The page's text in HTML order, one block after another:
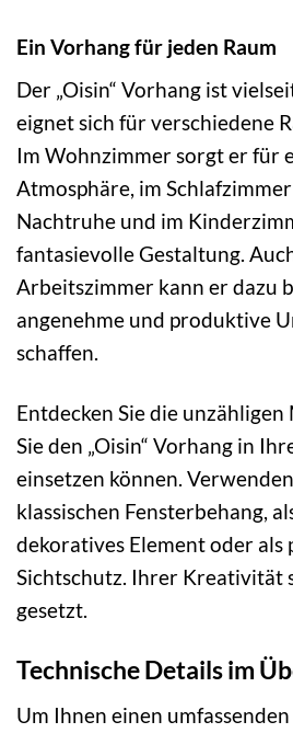
Ein Vorhang für jeden Raum
Der „Oisin“ Vorhang ist
eignet sich für verschiedene
Im Wohnzimmer sorgt er für
Atmosphäre, im
Nachtruhe und im
fantasievolle Gestaltung.
Arbeitszimmer kann er dazu
angenehme und produktive
schaffen.
Entdecken Sie die
Sie den „Oisin“ Vorhang in
einsetzen können.
klassischen Fensterbehang,
dekoratives Element oder als
Sichtschutz. Ihrer Kreativität
gesetzt.
Technische Details im
Um Ihnen einen